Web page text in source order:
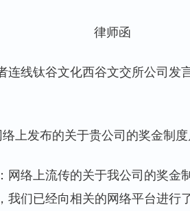
律师函
连线钛谷文化西谷文交所公司发
上发布的关于贵公司的奖金制
网络上流传的关于我公司的奖金
我们已经向相关的网络平台进行